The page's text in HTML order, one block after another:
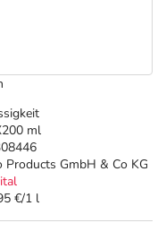
ml
Products GmbH & Co KG
€/1 l